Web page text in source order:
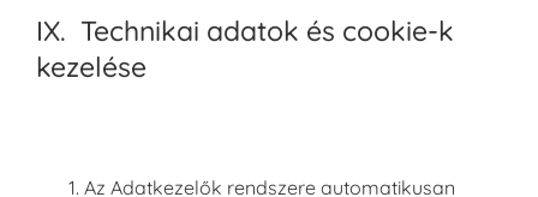
IX. Technikai adatok és cookie-k
kezelése
Az Adatkezelők rendszere automatikusan